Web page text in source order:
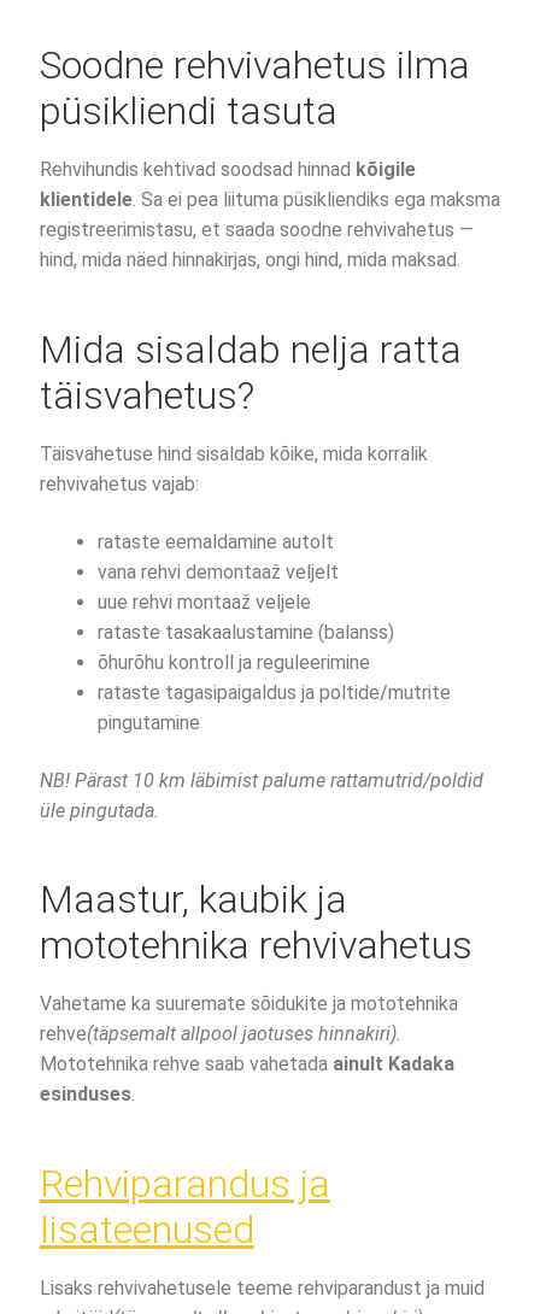
Soodne rehvivahetus ilma
püsikliendi tasuta
Rehvihundis kehtivad soodsad hinnad kõigile
klientidele. Sa ei pea liituma püsikliendiks ega maksma
registreerimistasu, et saada soodne rehvivahetus —
hind, mida näed hinnakirjas, ongi hind, mida maksad.
Mida sisaldab nelja ratta
täisvahetus?
Täisvahetuse hind sisaldab kõike, mida korralik
rehvivahetus vajab:
rataste eemaldamine autolt
vana rehvi demontaaž veljelt
uue rehvi montaaž veljele
rataste tasakaalustamine (balanss)
õhurõhu kontroll ja reguleerimine
rataste tagasipaigaldus ja poltide/mutrite
pingutamine
NB! Pärast 10 km läbimist palume rattamutrid/poldid
üle pingutada.
Maastur, kaubik ja
mototehnika rehvivahetus
Vahetame ka suuremate sõidukite ja mototehnika
rehve(täpsemalt allpool jaotuses hinnakiri).
Mototehnika rehve saab vahetada ainult Kadaka
esinduses.
Rehviparandus ja
lisateenused
Lisaks rehvivahetusele teeme rehviparandust ja muid